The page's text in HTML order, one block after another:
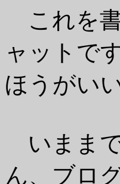
これを
ャットで
ほうがい
いまま
ん、ブロ